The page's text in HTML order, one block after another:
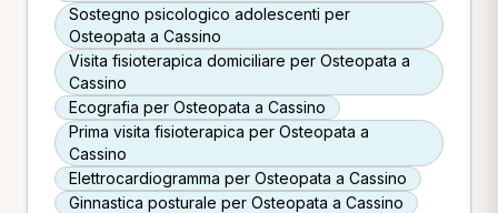
Sostegno psicologico adolescenti per
Osteopata a Cassino
Visita fisioterapica domiciliare per Osteopata a
Cassino
Ecografia per Osteopata a Cassino
Prima visita fisioterapica per Osteopata a
Cassino
Elettrocardiogramma per Osteopata a Cassino
Ginnastica posturale per Osteopata a Cassino